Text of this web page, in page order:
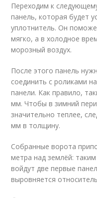
Переходим к
панель, которая будет
уплотнитель. Он
мягко, а в холодное
морозный воздух.
После этого панель
соединить с роликами
панели. Как правило,
мм. Чтобы в зимний
значительно теплее,
мм в толщину.
Собранные ворота
метра над землёй:
войдут две первые
выровняется